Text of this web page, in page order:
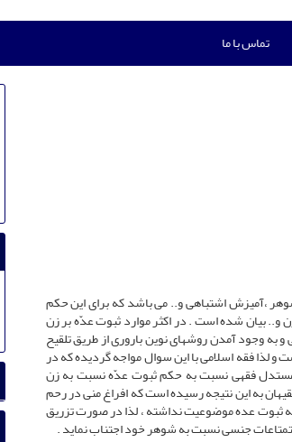
تماس با ما
،آمیزش اشتباهی و.. می باشد که برای این حکم
و.. بیان شده است . در اکثر موارد ثبوت عدّه بر زن
به وجود آمدن روشهای نوین باروری از طریق تلقیح
لذا فقه اسلامی با این سوال مواجه گردیده که در
مستدل فقهی نسبت به حکم ثبوت عدّه نسبت به زن
به این نتیجه رسیده است که افراغ منی در رحم
ثبوت عده موضوعیت نداشته ، لذا در صورت تزریق
جنسی نسبت به شوهر خود اجتناب نماید .